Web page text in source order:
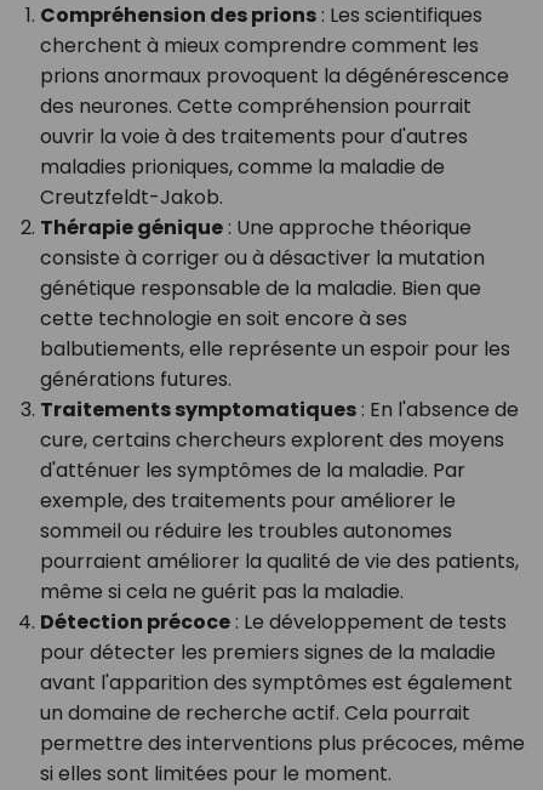
Compréhension des prions: Les scientifiques
cherchent à mieux comprendre comment les
prions anormaux provoquent la dégénérescence
des neurones. Cette compréhension pourrait
ouvrir la voie à des traitements pour d'autres
maladies prioniques, comme la maladie de
Creutzfeldt-Jakob.
Thérapie génique: Une approche théorique
consiste à corriger ou à désactiver la mutation
génétique responsable de la maladie. Bien que
cette technologie en soit encore à ses
balbutiements, elle représente un espoir pour les
générations futures.
Traitements symptomatiques: En l'absence de
cure, certains chercheurs explorent des moyens
d'atténuer les symptômes de la maladie. Par
exemple, des traitements pour améliorer le
sommeil ou réduire les troubles autonomes
pourraient améliorer la qualité de vie des patients,
même si cela ne guérit pas la maladie.
Détection précoce: Le développement de tests
pour détecter les premiers signes de la maladie
avant l'apparition des symptômes est également
un domaine de recherche actif. Cela pourrait
permettre des interventions plus précoces, même
si elles sont limitées pour le moment.